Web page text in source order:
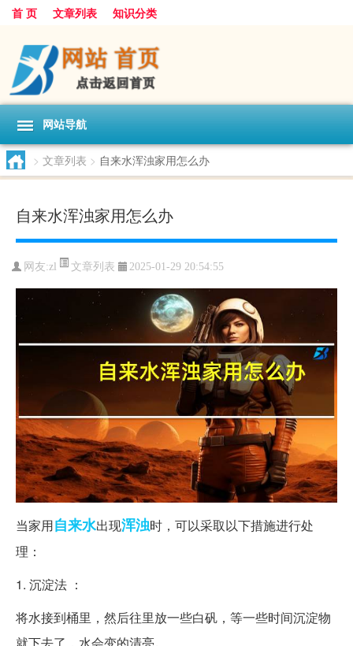
首 页 文章列表 知识分类
网站导航
> 文章列表 > 自来水浑浊家用怎么办
自来水浑浊家用怎么办
网友:zl 文章列表 2025-01-29 20:54:55
当家用自来水出现浑浊时，可以采取以下措施进行处
理：
1. 沉淀法 ：
将水接到桶里，然后往里放一些白矾，等一些时间沉淀物
就下去了，水会变的清亮。